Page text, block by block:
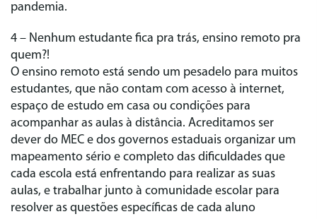
pandemia.
4 – Nenhum estudante fica pra trás, ensino remoto pra
quem?!
O ensino remoto está sendo um pesadelo para muitos
estudantes, que não contam com acesso à internet,
espaço de estudo em casa ou condições para
acompanhar as aulas à distância. Acreditamos ser
dever do MEC e dos governos estaduais organizar um
mapeamento sério e completo das dificuldades que
cada escola está enfrentando para realizar as suas
aulas, e trabalhar junto à comunidade escolar para
resolver as questões específicas de cada aluno